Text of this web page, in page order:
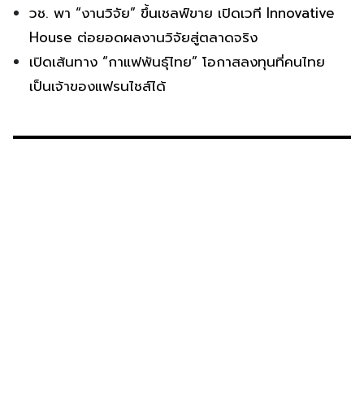
วช. พา “งานวิจัย” ขึ้นเชลฟ์ขาย เปิดเวที Innovative
House ต่อยอดผลงานวิจัยสู่ตลาดจริง
เปิดเส้นทาง “กาแฟพันธุ์ไทย” โอกาสลงทุนที่คนไทย
เป็นเจ้าของแฟรนไชส์ได้